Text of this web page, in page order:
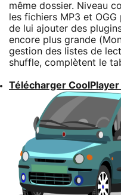
même dossier. Niveau
les fichiers MP3 et
de lui ajouter des
encore plus grande
gestion des listes de
shuffle, complètent le
Télécharger